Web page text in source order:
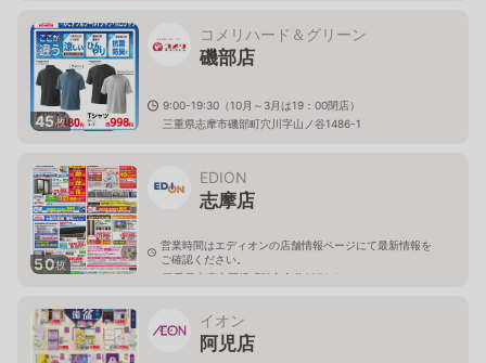
45枚
コメリハード＆グリーン
磯部店
9:00-19:30（10月～3月は19：00閉店）
三重県志摩市磯部町穴川字山ノ谷1486-1
50枚
EDION
志摩店
営業時間はエディオンの店舗情報ページにて最新情報を
ご確認ください。
三重県志摩市阿児町鵜方金谷2971-1
イオン
阿児店